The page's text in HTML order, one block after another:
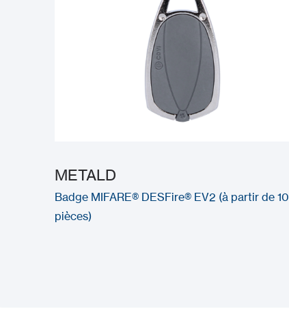
METALD
Badge MIFARE® DESFire® EV2 (à partir de 10
pièces)